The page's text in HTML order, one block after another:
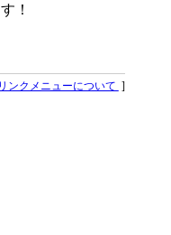
！
ンクメニューについて ]